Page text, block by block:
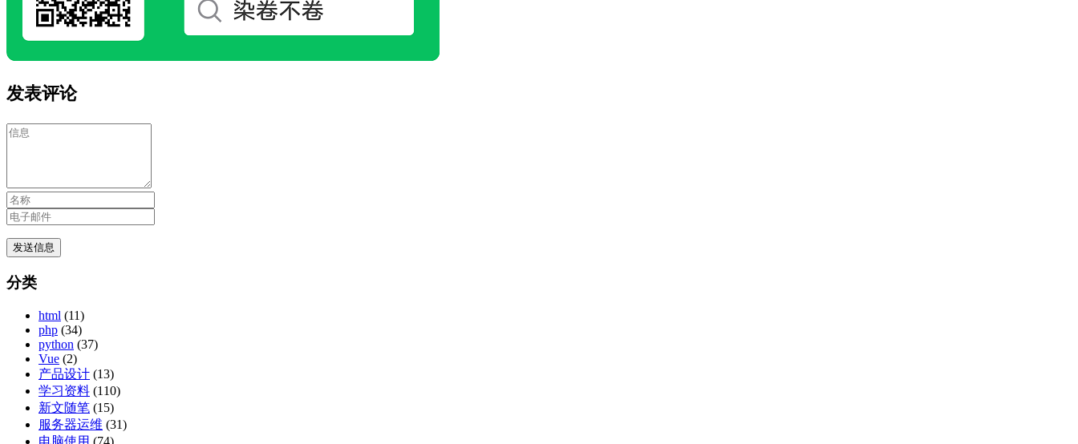
发表评论
分类
html (11)
php (34)
python (37)
Vue (2)
产品设计 (13)
学习资料 (110)
新文随笔 (15)
服务器运维 (31)
电脑使用 (74)